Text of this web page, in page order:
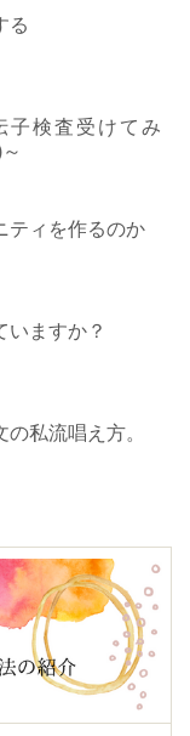
る
子検査受けてみ
ティを作るのか
いますか？
私流唱え方。